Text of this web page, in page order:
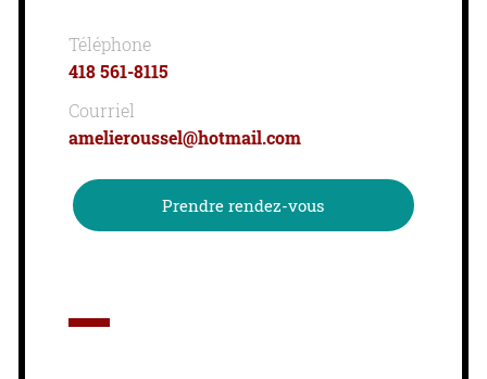
Téléphone
418 561-8115
Courriel
amelieroussel@hotmail.com
Prendre rendez-vous